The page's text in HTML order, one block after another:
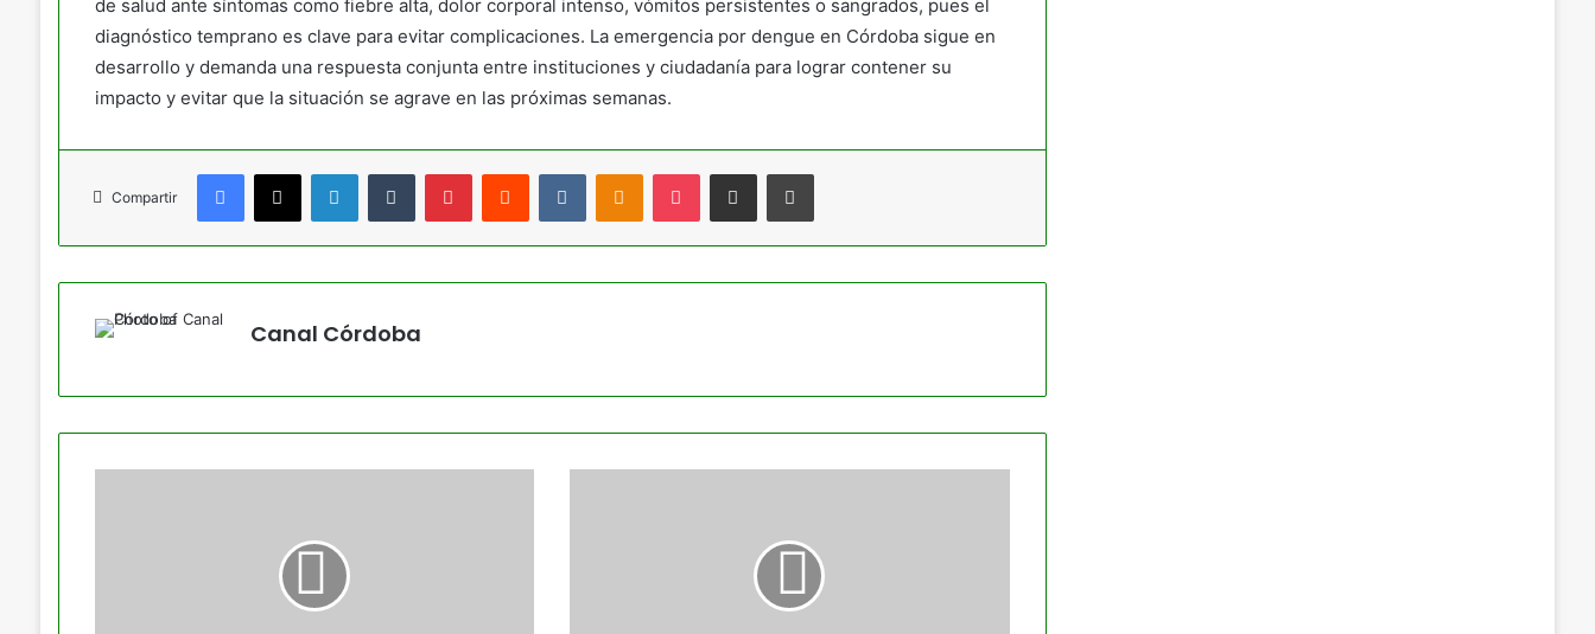
de salud ante síntomas como fiebre alta, dolor corporal intenso, vómitos persistentes o sangrados, pues el
diagnóstico temprano es clave para evitar complicaciones. La emergencia por dengue en Córdoba sigue en
desarrollo y demanda una respuesta conjunta entre instituciones y ciudadanía para lograr contener su
impacto y evitar que la situación se agrave en las próximas semanas.
Compartir
Facebook
X LinkedInTumblr PinterestReddit VKontakteOdnoklassniki
Pocket Compartir por correo electrónicoImprimir
Canal Córdoba